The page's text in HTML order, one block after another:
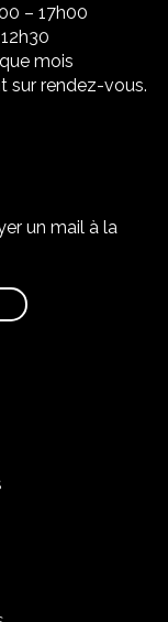
– 17h00
mois
sur rendez-vous.
un mail à la